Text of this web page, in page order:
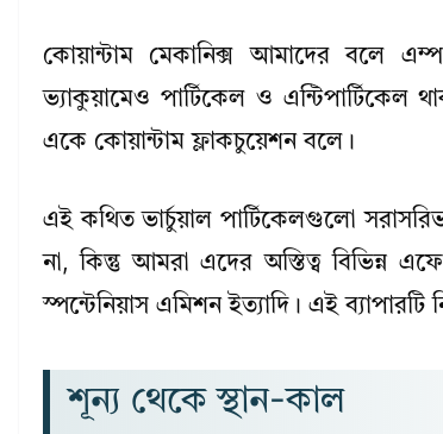
কোয়ান্টাম মেকানিক্স আমাদের বলে
ভ্যাকুয়ামেও পার্টিকেল ও এন্টিপার্টিকেল
একে কোয়ান্টাম ফ্লাকচুয়েশন বলে।
এই কথিত ভার্চুয়াল পার্টিকেলগুলো
না, কিন্তু আমরা এদের অস্তিত্ব বিভিন্ন
স্পন্টেনিয়াস এমিশন ইত্যাদি। এই
শূন্য থেকে স্থান-কাল